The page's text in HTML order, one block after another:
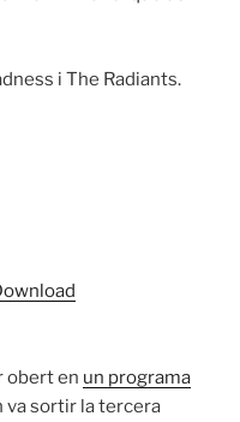
i The Radiants.
obert en un programa
va sortir la tercera